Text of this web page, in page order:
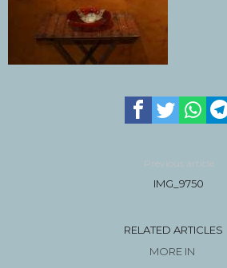
Previous article
IMG_9750
RELATED ARTICLES
MORE IN